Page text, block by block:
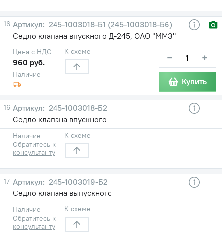
16
245-1003018-Б1 (245-1003018-Б6)
Седло клапана впускного Д-245, ОАО "ММЗ"
Наличие
Цена с НДС
960 руб.
К схеме − +
Купить
16
245-1003018-Б2
Седло клапана впускного
Наличие
Обратитесь к
консультанту
К схеме
17
245-1003019-Б2
Седло клапана выпускного
Наличие
Обратитесь к
консультанту
К схеме